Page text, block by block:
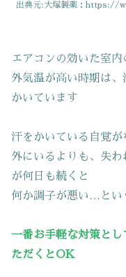
出典元:大塚製薬：
エアコンの効いた室
外気温が高い時期は
かいています
汗をかいている自覚
外にいるよりも、失
が何日も続くと
何か調子が悪い…とい
一番お手軽な対策と
ただくとOK